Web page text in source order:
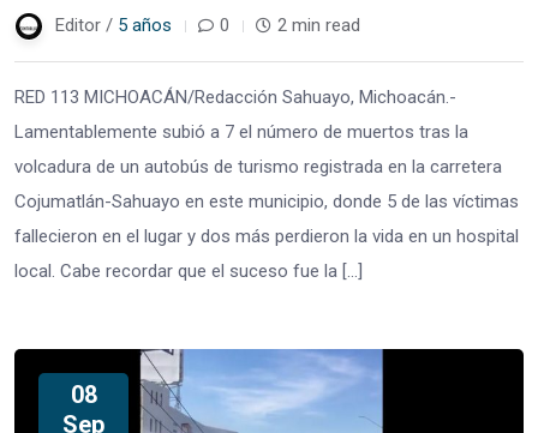
Editor / 5 años 0 2 min read
RED 113 MICHOACÁN/Redacción Sahuayo, Michoacán.-
Lamentablemente subió a 7 el número de muertos tras la
volcadura de un autobús de turismo registrada en la carretera
Cojumatlán-Sahuayo en este municipio, donde 5 de las víctimas
fallecieron en el lugar y dos más perdieron la vida en un hospital
local. Cabe recordar que el suceso fue la […]
08
Sep